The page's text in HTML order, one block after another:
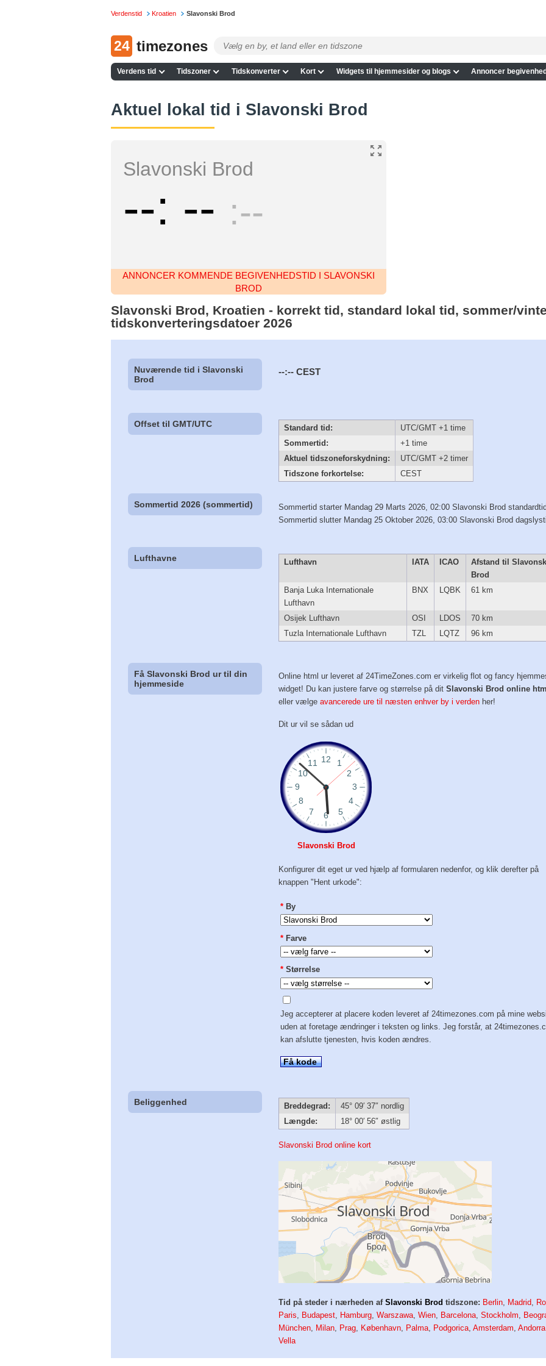
Verdenstid Kroatien Slavonski Brod
24 timezones
Verdens tid Tidszoner Tidskonverter Kort Widgets til hjemmesider og blogs Annoncer
Aktuel lokal tid i Slavonski Brod
Slavonski Brod
-- -- --
ANNONCER KOMMENDE BEGIVENHEDSTID I SLAVONSKI
BROD
Slavonski Brod, Kroatien - korrekt tid, standard lokal tid, sommer/
tidskonverteringsdatoer 2026
Nuværende tid i Slavonski
Brod
--:-- CEST
Offset til GMT/UTC Standard tid:
UTC/GMT +1 time
Sommertid:
+1 time
Aktuel tidszoneforskydning:
UTC/GMT +2 timer
Tidszone forkortelse:
CEST
Sommertid 2026 (sommertid)
Sommertid starter Mandag 29 Marts 2026, 02:00 Slavonski Brod
Sommertid slutter Mandag 25 Oktober 2026, 03:00 Slavonski Brod
Lufthavne Lufthavn IATA ICAO
Afstand til
Brod
Banja Luka Internationale
Lufthavn
BNX LQBK 61 km
Osijek Lufthavn OSI LDOS
70 km
Tuzla Internationale Lufthavn
TZL LQTZ 96 km
Få Slavonski Brod ur til din
hjemmeside
Online html ur leveret af 24TimeZones.com er virkelig flot og fancy
widget! Du kan justere farve og størrelse på ditSlavonski Brod online
eller vælgeavancerede ure til næsten enhver by i verden her!
Dit ur vil se sådan ud
Slavonski Brod
Konfigurer dit eget ur ved hjælp af formularen nedenfor, og klik derefter på
knappen "Hent urkode":
* By
* Farve
* Størrelse
Jeg accepterer at placere koden leveret af 24timezones.com på mine
uden at foretage ændringer i teksten og links. Jeg forstår, at
kan afslutte tjenesten, hvis koden ændres.
Få kode
Beliggenhed Breddegrad:
45° 09′ 37″ nordlig
Længde:
18° 00′ 56″ østlig
Slavonski Brod online kort
Tid på steder i nærheden afSlavonski Brod tidszone: Berlin, Madrid,
Paris, Budapest, Hamburg,Warszawa,Wien, Barcelona,Stockholm,
München, Milan, Prag, København, Palma, Podgorica,Amsterdam,
Vella